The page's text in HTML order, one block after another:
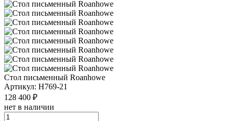
Стол письменный Roanhowe
Артикул: H769-21
128 400 ₽
нет в наличии